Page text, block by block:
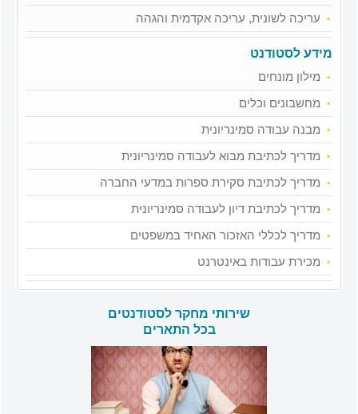
עריכה לשונית, עריכה אקדמית והגהה
מידע לסטודנט
מילון מונחים
מחשבונים וכלים
מבנה עבודה סמינריונית
מדריך לכתיבת מבוא לעבודה סמינריונית
מדריך לכתיבת סקירת ספרות במדעי החברה
מדריך לכתיבת דיון לעבודה סמינריונית
מדריך לכללי האזכור האחיד במשפטים
מכירת עבודות באינטרנט
שירותי מחקר לסטודנטים
בכל התארים